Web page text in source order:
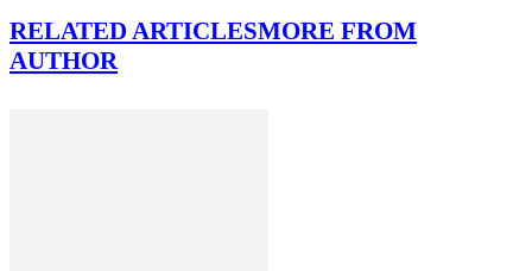
RELATED ARTICLESMORE FROM
AUTHOR